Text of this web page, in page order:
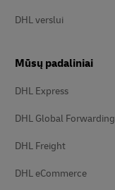
DHL verslui
Mūsų padaliniai
DHL Express
DHL Global Forwarding
DHL Freight
DHL eCommerce